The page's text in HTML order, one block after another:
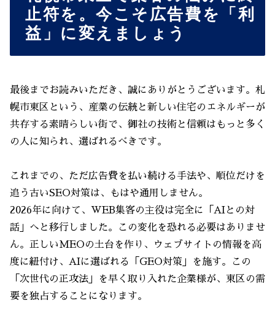
止符を。今こそ広告費を「利
益」に変えましょう
最後までお読みいただき、誠にありがとうございます。札
幌市東区という、産業の伝統と新しい住宅のエネルギーが
共存する素晴らしい街で、御社の技術と信頼はもっと多く
の人に知られ、選ばれるべきです。
これまでの、ただ広告費を払い続ける手法や、順位だけを
追う古いSEO対策は、もはや通用しません。
2026年に向けて、WEB集客の主役は完全に「AIとの対
話」へと移行しました。この変化を恐れる必要はありませ
ん。正しいMEOの土台を作り、ウェブサイトの情報を高
度に紐付け、AIに選ばれる「GEO対策」を施す。この
「次世代の正攻法」を早く取り入れた企業様が、東区の需
要を独占することになります。